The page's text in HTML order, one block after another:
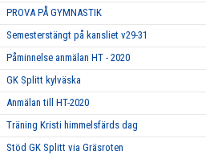
PROVA PÅ GYMNASTIK
Semesterstängt på kansliet v29-31
Påminnelse anmälan HT - 2020
GK Splitt kylväska
Anmälan till HT-2020
Träning Kristi himmelsfärds dag
Stöd GK Splitt via Gräsroten